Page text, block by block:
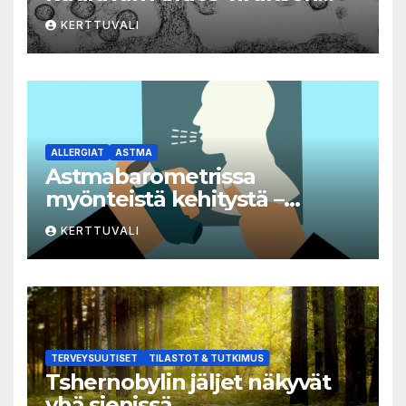
aiheuttaman taudin
yleisvaarallisten
tartuntatautien luetteloon
KERTTUVALI
ALLERGIAT ASTMA
Astmabarometrissa
myönteistä kehitystä –
astman seurantaa edelleen
kehitettävä
KERTTUVALI
TERVEYSUUTISET TILASTOT & TUTKIMUS
Tshernobylin jäljet näkyvät